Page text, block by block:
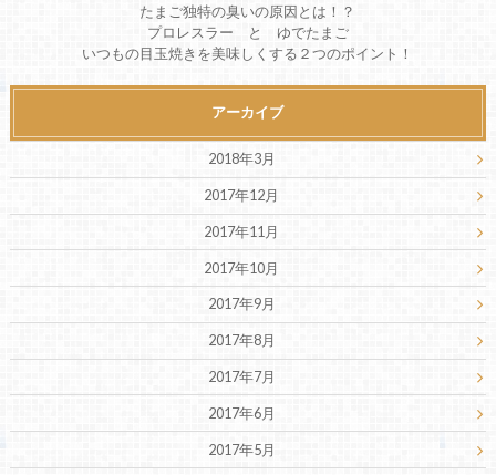
たまご独特の臭いの原因とは！？
プロレスラー と ゆでたまご
いつもの目玉焼きを美味しくする２つのポイント！
アーカイブ
2018年3月
2017年12月
2017年11月
2017年10月
2017年9月
2017年8月
2017年7月
2017年6月
2017年5月